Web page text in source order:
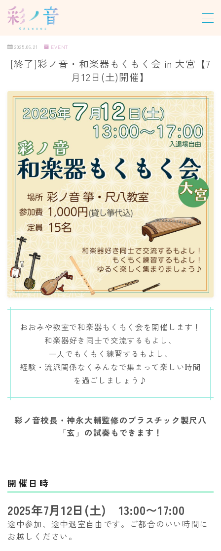
ホーム
教室について
レッスン
パーソナルレッスン
グループレッスン
オンラインレッスン
尺八合奏レッスン
龍笛レッスン
講師紹介
彩ノ音サロン
レンタルスペース
お知らせ・イベント
2025.06.21 EVENT
[終了]彩ノ音・和楽器もくもく会 in 大宮【7
月12日(土)開催】
おおみや教室で和楽器もくもく会を開催します！
​和楽器好き同士で交流するもよし、
一人でもくもく練習するもよし、
​経験・流派関係なくみんなで集まって楽しい時間
を過ごしましょう♪
彩ノ音校長・神永大輔監修のプラスチック製尺八
「玄」の試奏もできます！
開催日時
2025年7月12日(土) 13:00〜17:00
途中参加、途中退室自由です。ご都合のいい時間に
お越しください。